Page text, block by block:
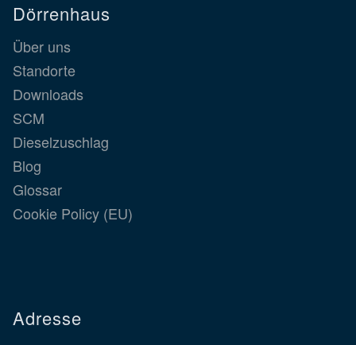
Dörrenhaus
Über uns
Standorte
Downloads
SCM
Dieselzuschlag
Blog
Glossar
Cookie Policy (EU)
Adresse